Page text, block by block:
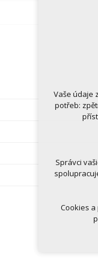
Vaše údaje
potřeb:
Správci
Cookies